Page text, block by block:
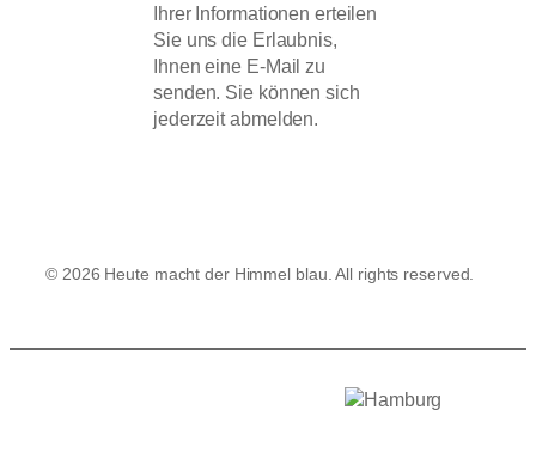
Ihrer Informationen erteilen
Sie uns die Erlaubnis,
Ihnen eine E-Mail zu
senden. Sie können sich
jederzeit abmelden.
© 2026 Heute macht der Himmel blau. All rights reserved.